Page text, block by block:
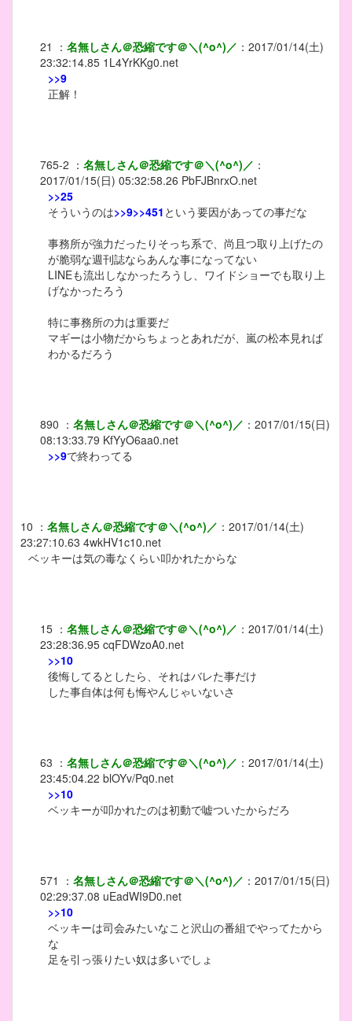
21 ： 名無しさん＠恐縮です＠＼(^o^)／ ： 2017/01/14(土)
23:32:14.85 1L4YrKKg0.net
>>9
正解！
765-2 ： 名無しさん＠恐縮です＠＼(^o^)／ ：
2017/01/15(日) 05:32:58.26 PbFJBnrxO.net
>>25
そういうのは>>9>>451 という要因があっての事だな
事務所が強力だったりそっち系で、尚且つ取り上げたの
が脆弱な週刊誌ならあんな事になってない
LINEも流出しなかったろうし、ワイドショーでも取り上
げなかったろう
特に事務所の力は重要だ
マギーは小物だからちょっとあれだが、嵐の松本見れば
わかるだろう
890 ： 名無しさん＠恐縮です＠＼(^o^)／ ： 2017/01/15(日)
08:13:33.79 KfYyO6aa0.net
>>9で終わってる
10 ： 名無しさん＠恐縮です＠＼(^o^)／ ： 2017/01/14(土)
23:27:10.63 4wkHV1c10.net
ベッキーは気の毒なくらい叩かれたからな
15 ： 名無しさん＠恐縮です＠＼(^o^)／ ： 2017/01/14(土)
23:28:36.95 cqFDWzoA0.net
>>10
後悔してるとしたら、それはバレた事だけ
した事自体は何も悔やんじゃいないさ
63 ： 名無しさん＠恐縮です＠＼(^o^)／ ： 2017/01/14(土)
23:45:04.22 blOYv/Pq0.net
>>10
ベッキーが叩かれたのは初動で嘘ついたからだろ
571 ： 名無しさん＠恐縮です＠＼(^o^)／ ： 2017/01/15(日)
02:29:37.08 uEadWI9D0.net
>>10
ベッキーは司会みたいなこと沢山の番組でやってたから
な
足を引っ張りたい奴は多いでしょ